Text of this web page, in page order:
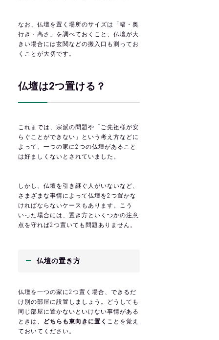
なお、仏壇を置く場所のサイズは「幅・奥
行き・高さ」を調べておくこと、仏壇が大
きい場合には玄関などの搬入口も測ってお
くことが大切です。
仏壇は2つ置ける？
これまでは、宗派の問題や「ご先祖様が安
らぐことができない」という考え方などに
よって、一つの家に2つの仏壇があること
は好ましくないとされていました。
しかし、仏壇を引き継ぐ人がいないなど、
さまざまな事情によって仏壇を2つ置かな
ければならないケースもあります。こう
いった場合には、置き方といくつかの注意
点を守れば2つ置いても問題ありません。
仏壇の置き方
仏壇を一つの家に2つ置く場合、できるだ
け別の部屋に設置しましょう。どうしても
同じ部屋に置かないといけない事情がある
ときは、
どちらも東向きに置く ことを覚え
ておいてください。